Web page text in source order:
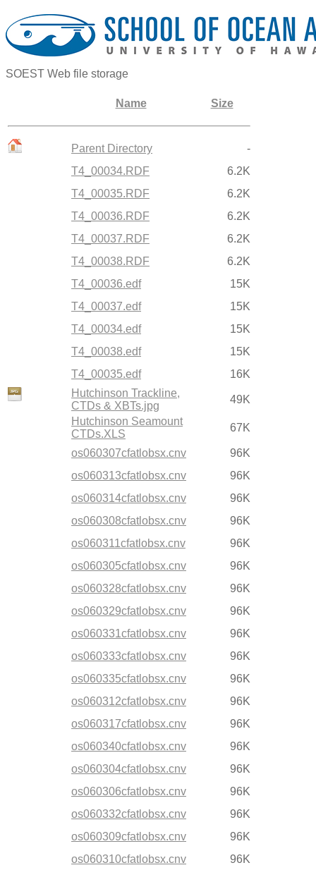
SOEST Web file storage
Name Size
Parent Directory
-
T4_00034.RDF
6.2K
T4_00035.RDF
6.2K
T4_00036.RDF
6.2K
T4_00037.RDF
6.2K
T4_00038.RDF
6.2K
T4_00036.edf
15K
T4_00037.edf
15K
T4_00034.edf
15K
T4_00038.edf
15K
T4_00035.edf
16K
Hutchinson Trackline,
CTDs & XBTs.jpg
49K
Hutchinson Seamount
CTDs.XLS
67K
os060307cfatlobsx.cnv
96K
os060313cfatlobsx.cnv
96K
os060314cfatlobsx.cnv
96K
os060308cfatlobsx.cnv
96K
os060311cfatlobsx.cnv
96K
os060305cfatlobsx.cnv
96K
os060328cfatlobsx.cnv
96K
os060329cfatlobsx.cnv
96K
os060331cfatlobsx.cnv
96K
os060333cfatlobsx.cnv
96K
os060335cfatlobsx.cnv
96K
os060312cfatlobsx.cnv
96K
os060317cfatlobsx.cnv
96K
os060340cfatlobsx.cnv
96K
os060304cfatlobsx.cnv
96K
os060306cfatlobsx.cnv
96K
os060332cfatlobsx.cnv
96K
os060309cfatlobsx.cnv
96K
os060310cfatlobsx.cnv
96K